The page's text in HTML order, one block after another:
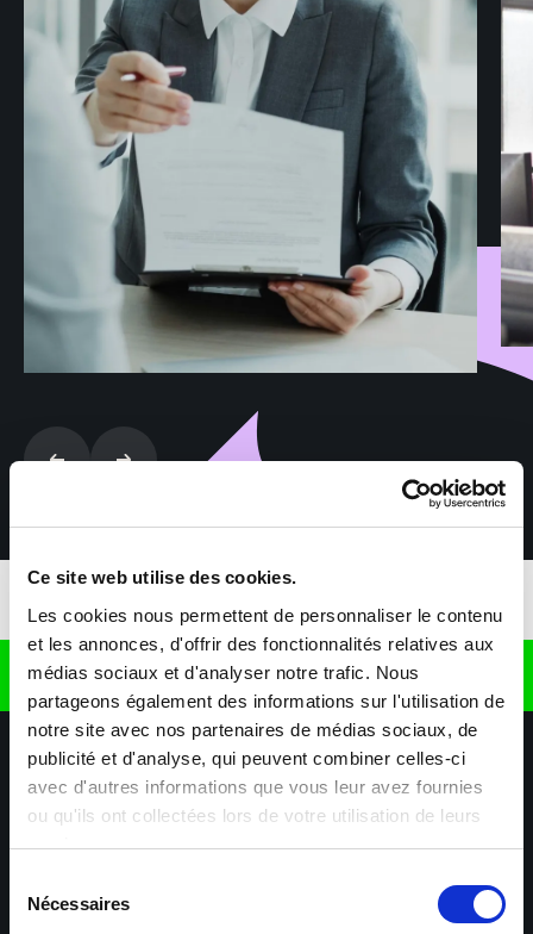
Ce site web utilise des cookies.
Les cookies nous permettent de personnaliser le contenu
et les annonces, d'offrir des fonctionnalités relatives aux
médias sociaux et d'analyser notre trafic. Nous
partageons également des informations sur l'utilisation de
notre site avec nos partenaires de médias sociaux, de
publicité et d'analyse, qui peuvent combiner celles-ci
avec d'autres informations que vous leur avez fournies
ou qu'ils ont collectées lors de votre utilisation de leurs
services.
Nécessaires
Retrouvez nous sur
Nos agences Aide & Contact